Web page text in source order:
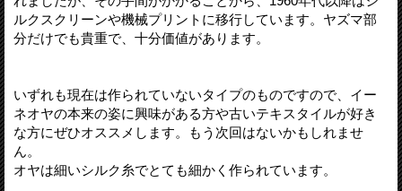
ルクスクリーンや機械プリントに移行しています。ヤズマ部
分だけでも貴重で、十分価値があります。
いずれも現在は作られていないタイプのものですので、イー
ネオヤの本来の姿に興味がある方や古いテキスタイルが好き
な方にぜひオススメします。もう次回はないかもしれませ
ん。
オヤは細いシルク糸でとても細かく作られています。